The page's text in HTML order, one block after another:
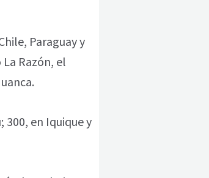
Paraguay y
Razón, el
300, en Iquique y